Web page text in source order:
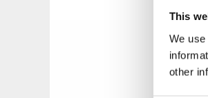
This
We
other